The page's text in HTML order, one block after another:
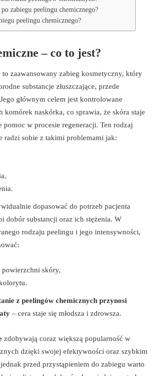
zabiegu peelingu chemicznego?
peelingu chemicznego?
– co to jest?
to zaawansowany zabieg kosmetyczny, który
substancje złuszczające, przede
głównym celem jest kontrolowane
komórek naskórka, co sprawia, że skóra staje
pomoc w procesie regeneracji. Ten rodzaj
radzi sobie z takimi problemami jak:
dopasować do potrzeb pacjenta
dobór substancji oraz ich stężenia. W
rodzaju peelingu i jego intensywności,
powierzchni skóry,
z peelingów chemicznych przynosi
– cera staje się młodsza i zdrowsza.
zdobywają coraz większą popularność w
dzięki swojej efektywności oraz szybkim
przed przystąpieniem do zabiegu warto